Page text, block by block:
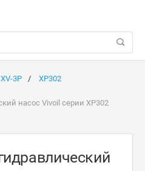
3P XP302
насос Vivoil серии XP302